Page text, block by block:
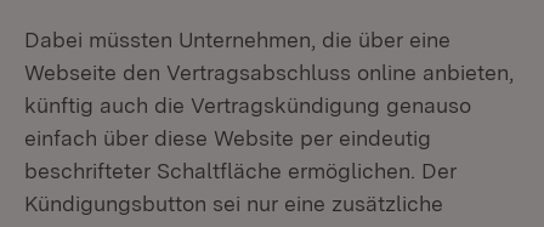
Dabei müssten Unternehmen, die über eine
Webseite den Vertragsabschluss online anbieten,
künftig auch die Vertragskündigung genauso
einfach über diese Website per eindeutig
beschrifteter Schaltfläche ermöglichen. Der
Kündigungsbutton sei nur eine zusätzliche